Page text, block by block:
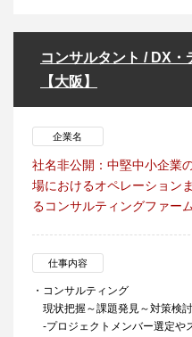
コンサルタント / DX・
【大阪】
企業名
社名非公開：中堅中小企業
場におけるオペレーション
るコンサルティングファー
仕事内容
・コンサルティング
現状把握～課題発見～対策検
‐プロジェクトメンバー選定や